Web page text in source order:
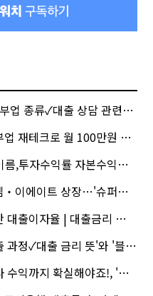
대출 상담 관련주, 버블 주의보"
만원 버는 방법 심화…무엇이 갈랐나
년 대출금리 전망,더치커피]건설사-금융사 간 'PF 매칭 플랫폼' 생긴다
상장…'슈퍼위크' 열기 이어갈까
인하 이벤트 | 대환대출 추천' 담기나
'와 '블랙 리스트' 사이…쿠팡 둘러싼 논란
!, '마이크로바이옴' 신약개발 나선 이유